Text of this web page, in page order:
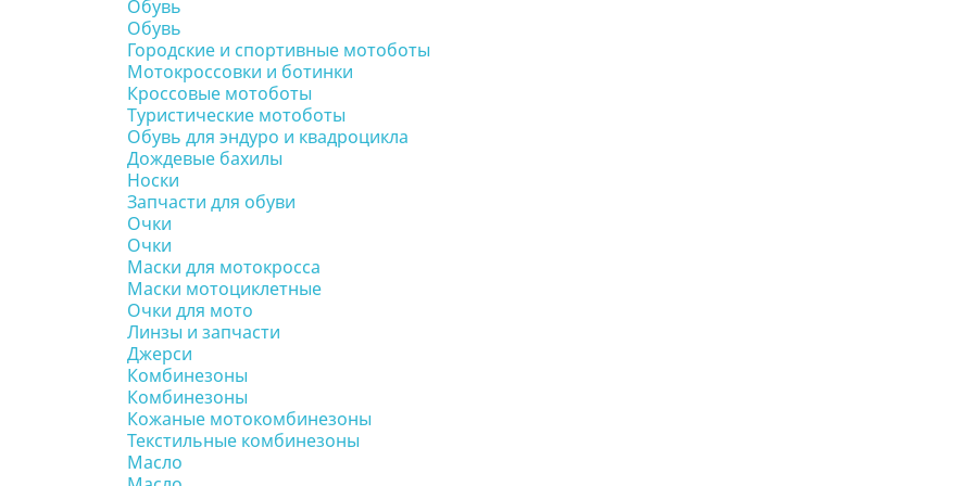
Обувь
Обувь
Городские и спортивные мотоботы
Мотокроссовки и ботинки
Кроссовые мотоботы
Туристические мотоботы
Обувь для эндуро и квадроцикла
Дождевые бахилы
Носки
Запчасти для обуви
Очки
Очки
Маски для мотокросса
Маски мотоциклетные
Очки для мото
Линзы и запчасти
Джерси
Комбинезоны
Комбинезоны
Кожаные мотокомбинезоны
Текстильные комбинезоны
Масло